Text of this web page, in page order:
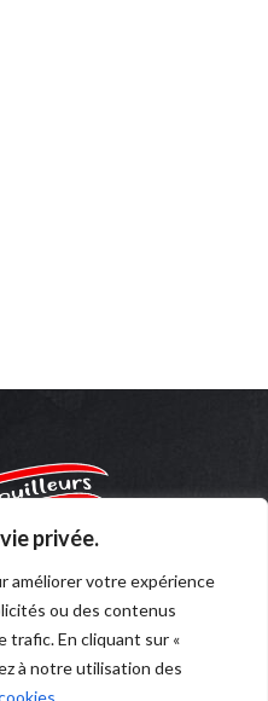
privée.
améliorer votre expérience
ou des contenus
trafic. En cliquant sur «
à notre utilisation des